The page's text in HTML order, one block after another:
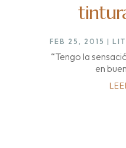
FEB 25, 2015 |
“Tengo la
en